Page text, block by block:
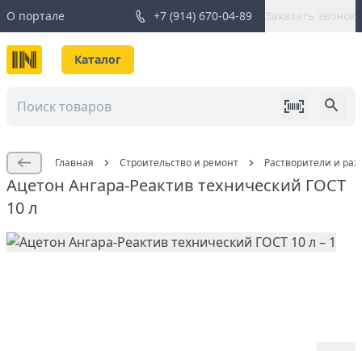
О портале +7 (914) 670-04-89 Заказать звонок
Каталог
Главная Строительство и ремонт Растворители и
Ацетон Ангара-Реактив технический ГОСТ
10 л